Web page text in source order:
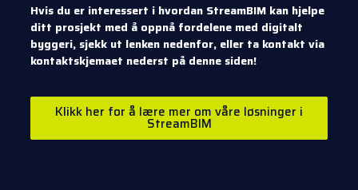
Hvis du er interessert i hvordan StreamBIM kan hjelpe
ditt prosjekt med å oppnå fordelene med digitalt
byggeri, sjekk ut lenken nedenfor, eller ta kontakt via
kontaktskjemaet nederst på denne siden!
Klikk her for å lære mer om våre løsninger i
StreamBIM